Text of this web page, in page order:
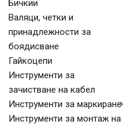
Бичкии
Валяци, четки и
принадлежности за
боядисване
Гайкоцепи
Инструменти за
зачистване на кабел
Инструменти за маркиране
Инструменти за монтаж на